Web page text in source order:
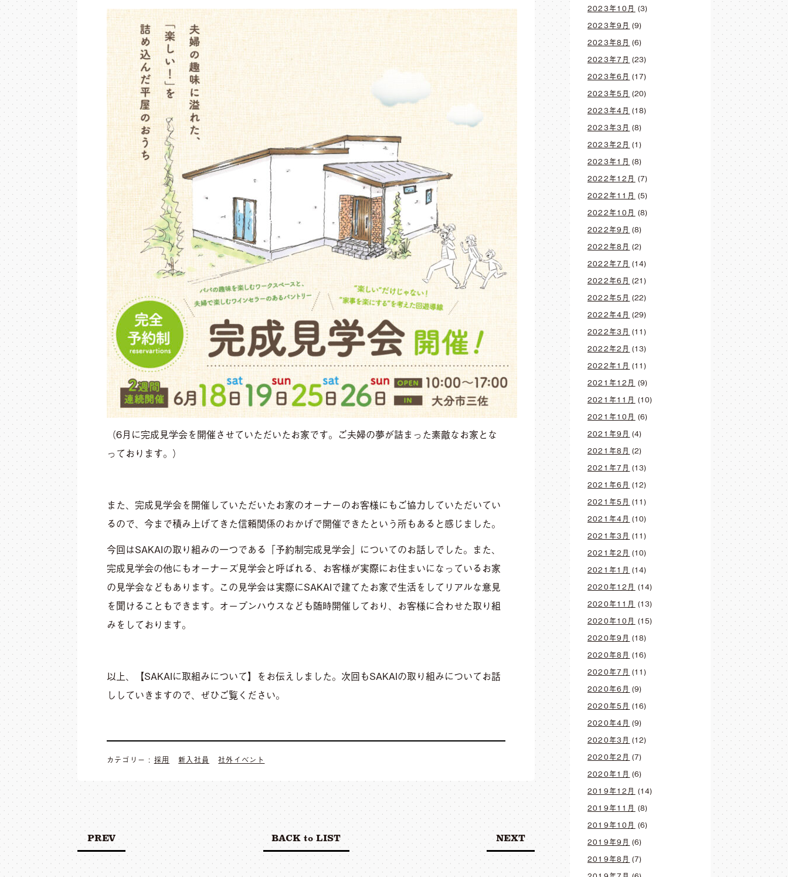
（6月に完成見学会を開催させていただいたお家です。ご夫婦の夢が詰まった素敵なお家とな
っております。）
また、完成見学会を開催していただいたお家のオーナーのお客様にもご協力していただいてい
るので、今まで積み上げてきた信頼関係のおかげで開催できたという所もあると感じました。
今回はSAKAIの取り組みの一つである「予約制完成見学会」についてのお話しでした。また、
完成見学会の他にもオーナーズ見学会と呼ばれる、お客様が実際にお住まいになっているお家
の見学会などもあります。この見学会は実際にSAKAIで建てたお家で生活をしてリアルな意見
を聞けることもできます。オープンハウスなども随時開催しており、お客様に合わせた取り組
みをしております。
以上、【SAKAIに取組みについて】をお伝えしました。次回もSAKAIの取り組みについてお話
ししていきますので、ぜひご覧ください。
カテゴリー : 採用 新入社員 社外イベント
PREV BACK to LIST NEXT
2023年10月 (3)
2023年9月 (9)
2023年8月 (6)
2023年7月 (23)
2023年6月 (17)
2023年5月 (20)
2023年4月 (18)
2023年3月 (8)
2023年2月 (1)
2023年1月 (8)
2022年12月 (7)
2022年11月 (5)
2022年10月 (8)
2022年9月 (8)
2022年8月 (2)
2022年7月 (14)
2022年6月 (21)
2022年5月 (22)
2022年4月 (29)
2022年3月 (11)
2022年2月 (13)
2022年1月 (11)
2021年12月 (9)
2021年11月 (10)
2021年10月 (6)
2021年9月 (4)
2021年8月 (2)
2021年7月 (13)
2021年6月 (12)
2021年5月 (11)
2021年4月 (10)
2021年3月 (11)
2021年2月 (10)
2021年1月 (14)
2020年12月 (14)
2020年11月 (13)
2020年10月 (15)
2020年9月 (18)
2020年8月 (16)
2020年7月 (11)
2020年6月 (9)
2020年5月 (16)
2020年4月 (9)
2020年3月 (12)
2020年2月 (7)
2020年1月 (6)
2019年12月 (14)
2019年11月 (8)
2019年10月 (6)
2019年9月 (6)
2019年8月 (7)